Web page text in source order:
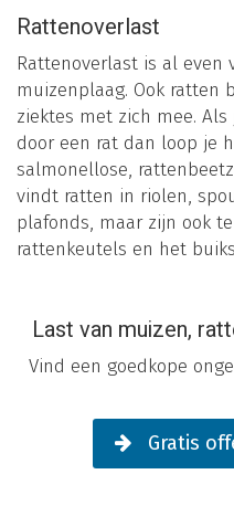
Rattenoverlast
Rattenoverlast is al even
muizenplaag. Ook ratten
ziektes met zich mee.
door een rat dan loop je
salmonellose,
vindt ratten in riolen,
plafonds, maar zijn ook
rattenkeutels en het
Last van muizen,
Vind een goedkope
Gratis